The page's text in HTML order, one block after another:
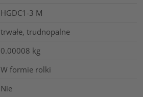
HGDC1-3 M
trwałe, trudnopalne
0.00008 kg
W formie rolki
Nie